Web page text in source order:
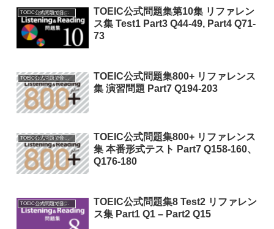
TOEIC公式問題で音読特訓
TOEIC公式問題集第10集 リファレン
ス集 Test1 Part3 Q44-49, Part4 Q71-
73
TOEIC公式問題集800+ リファレンス
集 演習問題 Part7 Q194-203
TOEIC公式問題で音読特訓
TOEIC公式問題集800+ リファレンス
集 本番形式テスト Part7 Q158-160、
Q176-180
TOEIC公式問題で音読特訓
TOEIC公式問題集8 Test2 リファレン
ス集 Part1 Q1 – Part2 Q15